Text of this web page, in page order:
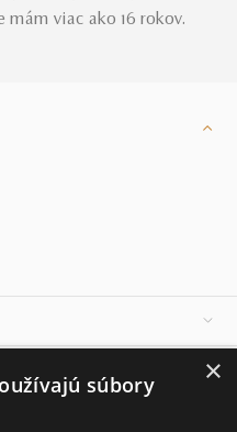
mám viac ako 16 rokov.
×
súbory